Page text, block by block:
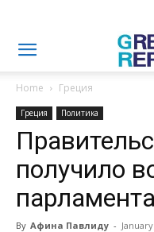
Home Греция
Греция Политика
получило
By Афина Павлиду -